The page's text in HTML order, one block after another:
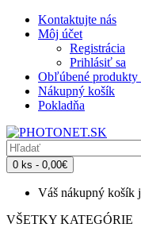
Kontaktujte nás
Môj účet
Registrácia
Prihlásiť sa
Obľúbené produkty
Nákupný košík
Pokladňa
0 ks - 0,00€
Váš nákupný košík
VŠETKY KATEGÓRIE